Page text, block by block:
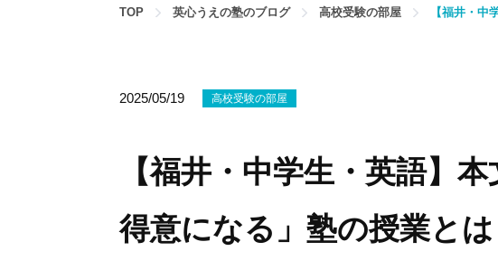
TOP 英心うえの塾のブログ 高校受験の部屋 【福井・中
2025/05/19 高校受験の部屋
【福井・中学生・英語】
得意になる」塾の授業とは